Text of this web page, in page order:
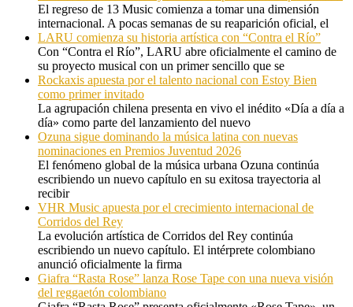
El regreso de 13 Music comienza a tomar una dimensión
internacional. A pocas semanas de su reaparición oficial, el
LARU comienza su historia artística con “Contra el Río”
Con “Contra el Río”, LARU abre oficialmente el camino de
su proyecto musical con un primer sencillo que se
Rockaxis apuesta por el talento nacional con Estoy Bien
como primer invitado
La agrupación chilena presenta en vivo el inédito «Día a día a
día» como parte del lanzamiento del nuevo
Ozuna sigue dominando la música latina con nuevas
nominaciones en Premios Juventud 2026
El fenómeno global de la música urbana Ozuna continúa
escribiendo un nuevo capítulo en su exitosa trayectoria al
recibir
VHR Music apuesta por el crecimiento internacional de
Corridos del Rey
La evolución artística de Corridos del Rey continúa
escribiendo un nuevo capítulo. El intérprete colombiano
anunció oficialmente la firma
Giafra “Rasta Rose” lanza Rose Tape con una nueva visión
del reggaetón colombiano